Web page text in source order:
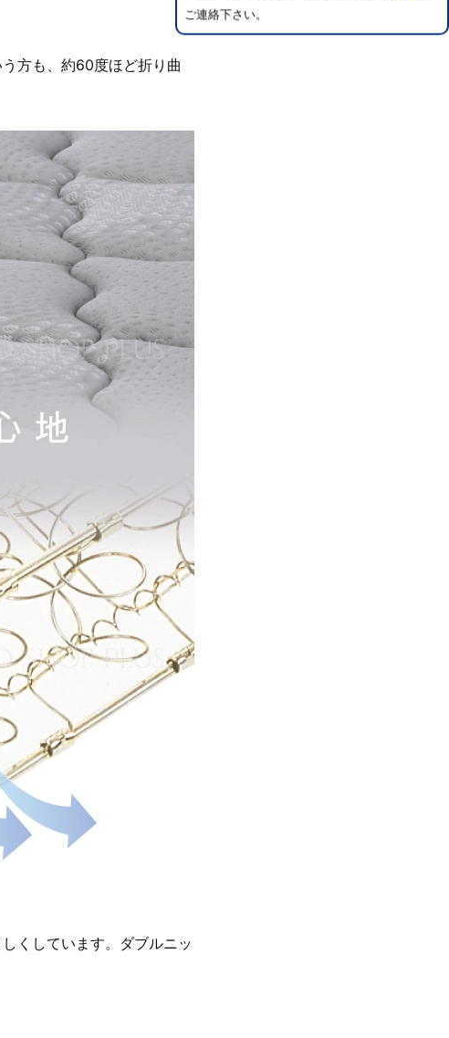
ご連絡下さい。
方も、約60度ほど折り曲
くしています。ダブルニッ